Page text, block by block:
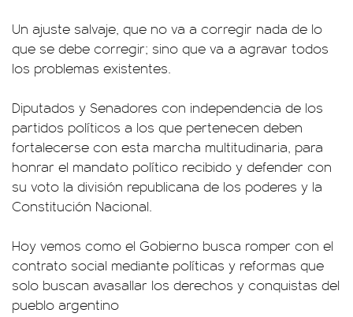
Un ajuste salvaje, que no va a corregir nada de lo
que se debe corregir; sino que va a agravar todos
los problemas existentes.
Diputados y Senadores con independencia de los
partidos políticos a los que pertenecen deben
fortalecerse con esta marcha multitudinaria, para
honrar el mandato político recibido y defender con
su voto la división republicana de los poderes y la
Constitución Nacional.
Hoy vemos como el Gobierno busca romper con el
contrato social mediante políticas y reformas que
solo buscan avasallar los derechos y conquistas del
pueblo argentino